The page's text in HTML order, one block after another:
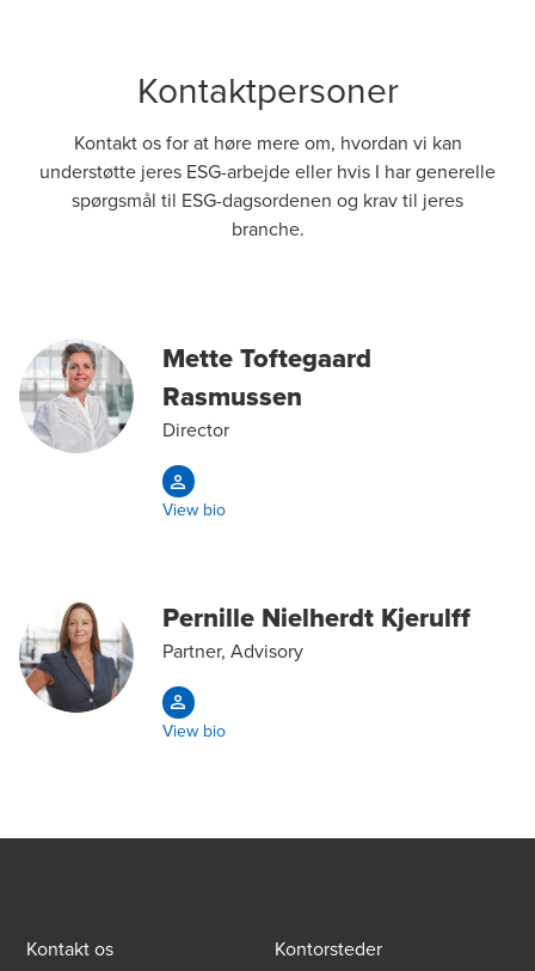
Kontaktpersoner
Kontakt os for at høre mere om, hvordan vi kan
understøtte jeres ESG-arbejde eller hvis I har generelle
spørgsmål til ESG-dagsordenen og krav til jeres
branche.
Mette Toftegaard
Rasmussen
Director
View bio
Pernille Nielherdt Kjerulff
Partner, Advisory
View bio
Kontakt os Kontorsteder